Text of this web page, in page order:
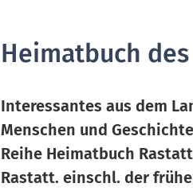
Heimatbuch
Interessantes aus dem
Menschen und
Reihe Heimatbuch
Rastatt. einschl. der